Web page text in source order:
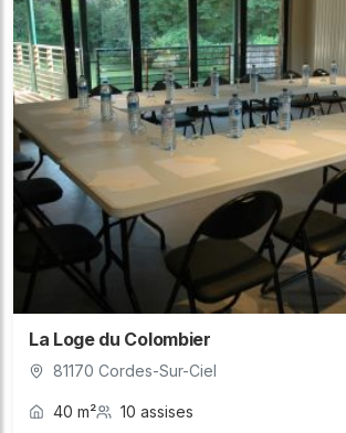
La Loge du Colombier
81170 Cordes-Sur-Ciel
40 m² 10 assises